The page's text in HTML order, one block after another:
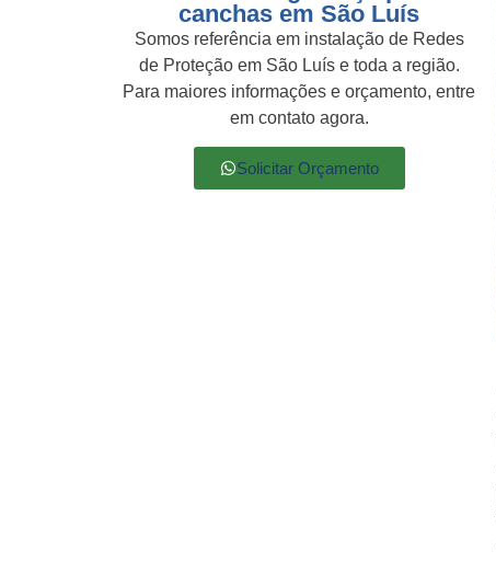
canchas em São Luís
Somos referência em instalação de Redes
de Proteção em São Luís e toda a região.
Para maiores informações e orçamento, entre
em contato agora.
Solicitar Orçamento